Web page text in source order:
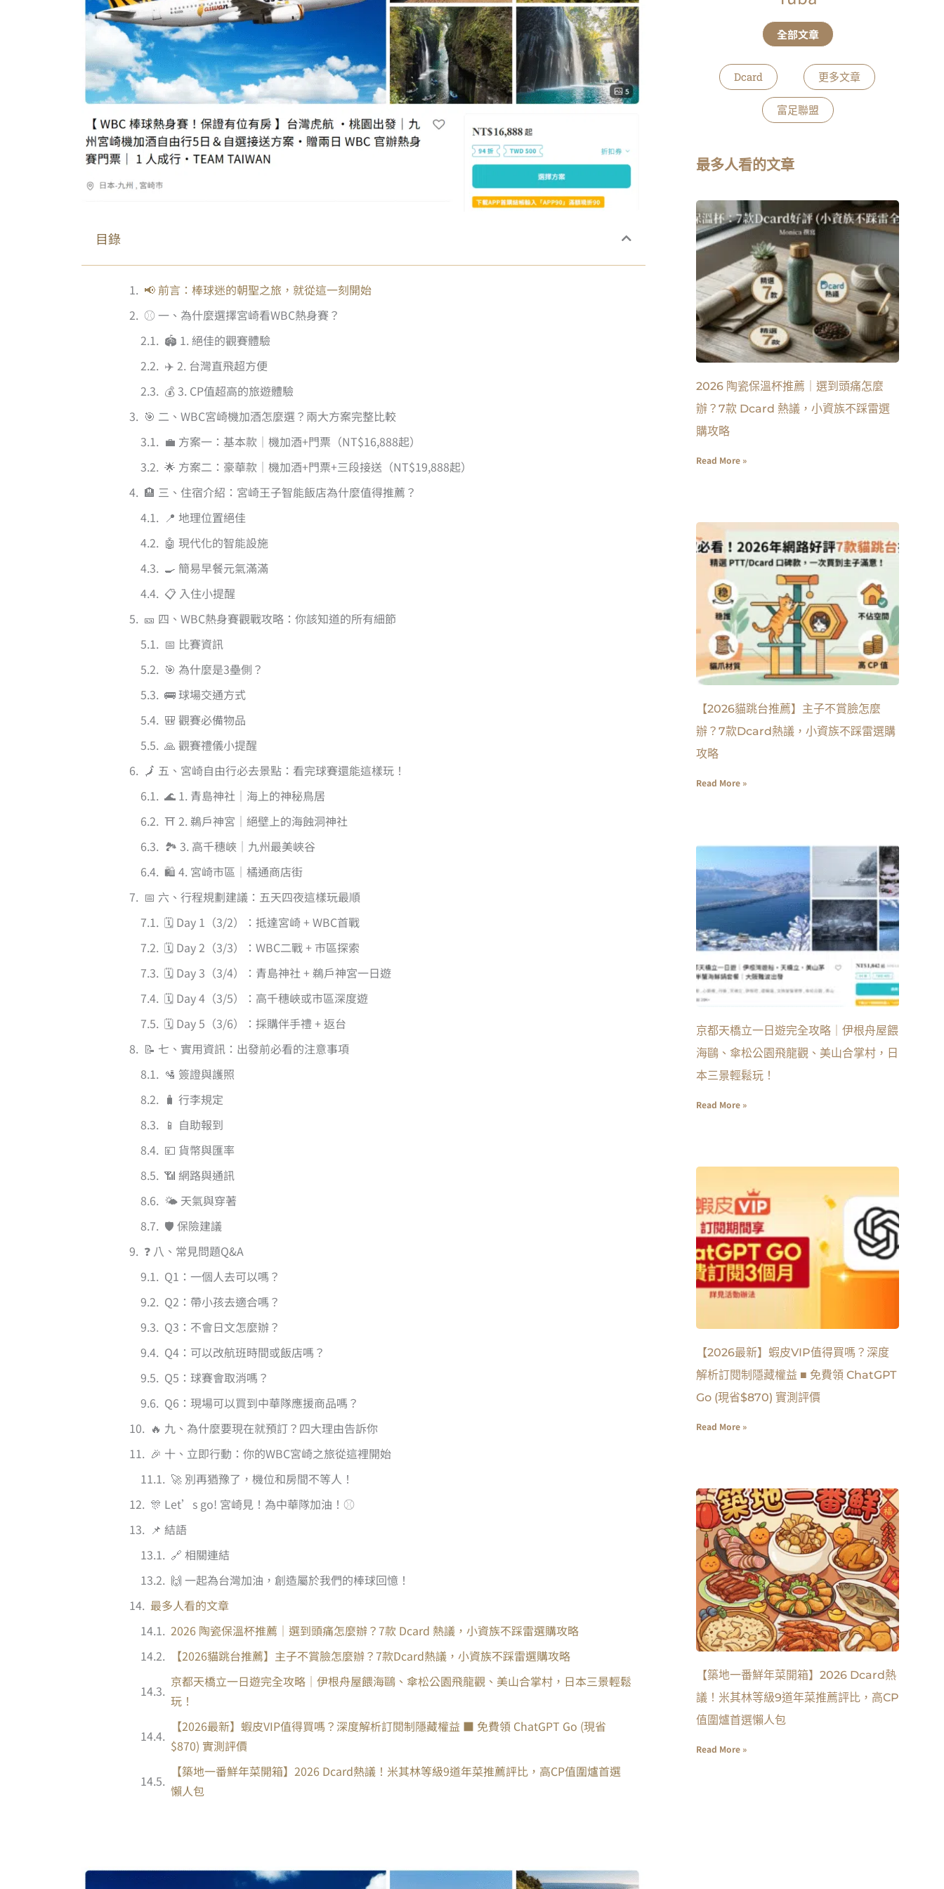
目錄
📢 前言：棒球迷的朝聖之旅，就從這一刻開始
⚾ 一、為什麼選擇宮崎看WBC熱身賽？
🏟️ 1. 絕佳的觀賽體驗
✈️ 2. 台灣直飛超方便
💰 3. CP值超高的旅遊體驗
🎯 二、WBC宮崎機加酒怎麼選？兩大方案完整比較
💼 方案一：基本款｜機加酒+門票（NT$16,888起）
🌟 方案二：豪華款｜機加酒+門票+三段接送（NT$19,888起）
🏨 三、住宿介紹：宮崎王子智能飯店為什麼值得推薦？
📍 地理位置絕佳
🤖 現代化的智能設施
🍳 簡易早餐元氣滿滿
📋 入住小提醒
🎫 四、WBC熱身賽觀戰攻略：你該知道的所有細節
📅 比賽資訊
🎯 為什麼是3壘側？
🚌 球場交通方式
🎒 觀賽必備物品
🙏 觀賽禮儀小提醒
🗾 五、宮崎自由行必去景點：看完球賽還能這樣玩！
🌊 1. 青島神社｜海上的神秘鳥居
⛩️ 2. 鵜戶神宮｜絕壁上的海蝕洞神社
🏞️ 3. 高千穗峽｜九州最美峽谷
🛍️ 4. 宮崎市區｜橘通商店街
📅 六、行程規劃建議：五天四夜這樣玩最順
🗓️ Day 1（3/2）：抵達宮崎 + WBC首戰
🗓️ Day 2（3/3）：WBC二戰 + 市區探索
🗓️ Day 3（3/4）：青島神社 + 鵜戶神宮一日遊
🗓️ Day 4（3/5）：高千穗峽或市區深度遊
🗓️ Day 5（3/6）：採購伴手禮 + 返台
📝 七、實用資訊：出發前必看的注意事項
🛂 簽證與護照
🧳 行李規定
📱 自助報到
💴 貨幣與匯率
📶 網路與通訊
🌤️ 天氣與穿著
🛡️ 保險建議
❓ 八、常見問題Q&A
Q1：一個人去可以嗎？
Q2：帶小孩去適合嗎？
Q3：不會日文怎麼辦？
Q4：可以改航班時間或飯店嗎？
Q5：球賽會取消嗎？
Q6：現場可以買到中華隊應援商品嗎？
🔥 九、為什麼要現在就預訂？四大理由告訴你
🎉 十、立即行動：你的WBC宮崎之旅從這裡開始
🚀 別再猶豫了，機位和房間不等人！
🎊 Let’s go! 宮崎見！為中華隊加油！⚾️
📌 結語
🔗 相關連結
🙌 一起為台灣加油，創造屬於我們的棒球回憶！
最多人看的文章
2026 陶瓷保溫杯推薦｜選到頭痛怎麼辦？7款 Dcard 熱議，小資族不踩雷選購攻略
【2026貓跳台推薦】主子不賞臉怎麼辦？7款Dcard熱議，小資族不踩雷選購攻略
京都天橋立一日遊完全攻略｜伊根舟屋餵海鷗、傘松公園飛龍觀、美山合掌村，日本三景輕鬆
玩！
【2026最新】蝦皮VIP值得買嗎？深度解析訂閱制隱藏權益 ■ 免費領 ChatGPT Go (現省
$870) 實測評價
【築地一番鮮年菜開箱】2026 Dcard熱議！米其林等級9道年菜推薦評比，高CP值圍爐首選
懶人包
全部文章
Dcard 更多文章
富足聯盟
最多人看的文章
2026 陶瓷保溫杯推薦｜選到頭痛怎麼
辦？7款 Dcard 熱議，小資族不踩雷選
購攻略
Read More »
【2026貓跳台推薦】主子不賞臉怎麼
辦？7款Dcard熱議，小資族不踩雷選購
攻略
Read More »
京都天橋立一日遊完全攻略｜伊根舟屋餵
海鷗、傘松公園飛龍觀、美山合掌村，日
本三景輕鬆玩！
Read More »
【2026最新】蝦皮VIP值得買嗎？深度
解析訂閱制隱藏權益 ■ 免費領 ChatGPT
Go (現省$870) 實測評價
Read More »
【築地一番鮮年菜開箱】2026 Dcard熱
議！米其林等級9道年菜推薦評比，高CP
值圍爐首選懶人包
Read More »